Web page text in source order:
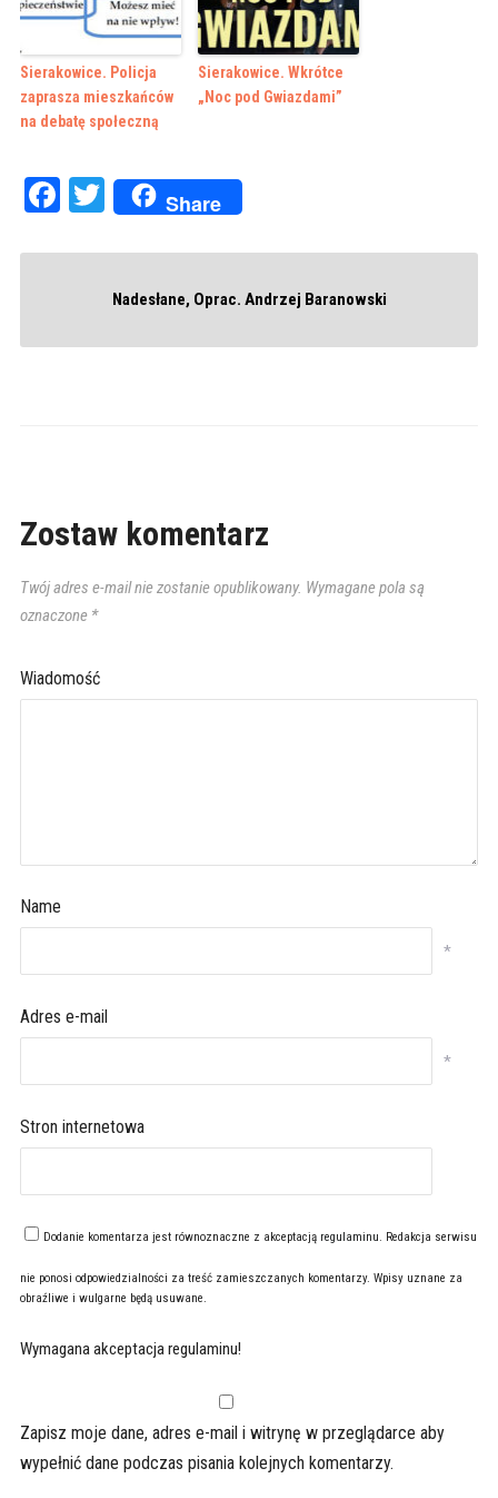
Sierakowice. Policja
zaprasza mieszkańców
na debatę społeczną
Sierakowice. Wkrótce
„Noc pod Gwiazdami”
Facebook
Twitter
Share
Nadesłane, Oprac. Andrzej Baranowski
Zostaw komentarz
Twój adres e-mail nie zostanie opublikowany. Wymagane pola są
oznaczone *
Wiadomość
Name
*
Adres e-mail
*
Stron internetowa
Dodanie komentarza jest równoznaczne z akceptacją regulaminu . Redakcja serwisu
nie ponosi odpowiedzialności za treść zamieszczanych komentarzy. Wpisy uznane za
obraźliwe i wulgarne będą usuwane.
Wymagana akceptacja regulaminu!
Zapisz moje dane, adres e-mail i witrynę w przeglądarce aby
wypełnić dane podczas pisania kolejnych komentarzy.